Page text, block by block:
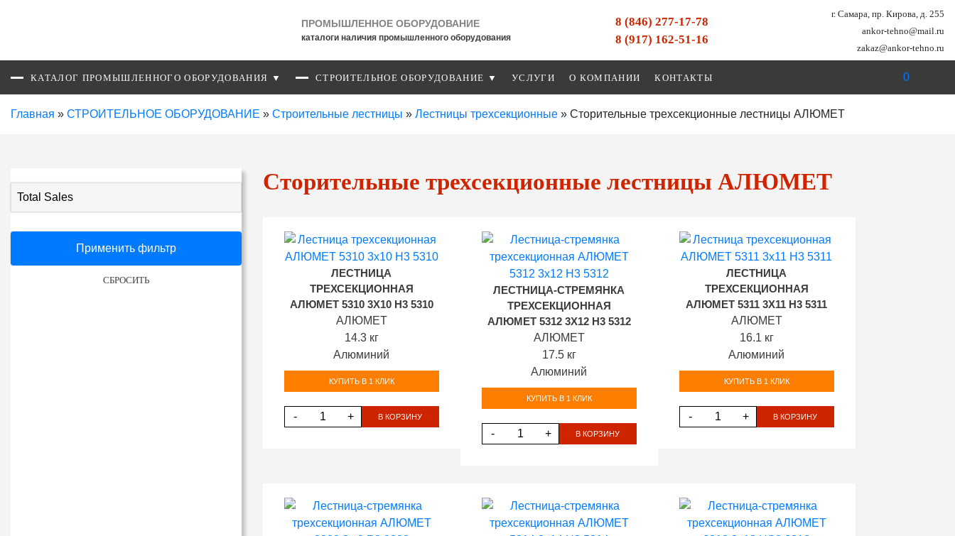
ПРОМЫШЛЕННОЕ ОБОРУДОВАНИЕ
каталоги наличия промышленного оборудования
8 (846) 277-17-78
8 (917) 162-51-16
г. Самара, пр. Кирова, д. 255
ankor-tehno@mail.ru
zakaz@ankor-tehno.ru
КАТАЛОГ ПРОМЫШЛЕННОГО ОБОРУДОВАНИЯ ▼ СТРОИТЕЛЬНОЕ ОБОРУДОВАНИЕ ▼ УСЛУГИ О КОМПАНИИ КОНТАКТЫ 0
Главная » СТРОИТЕЛЬНОЕ ОБОРУДОВАНИЕ » Строительные лестницы » Лестницы трехсекционные » Сторительные трехсекционные лестницы АЛЮМЕТ
Total Sales
Применить фильтр
СБРОСИТЬ
Сторительные трехсекционные лестницы АЛЮМЕТ
ЛЕСТНИЦА
ТРЕХСЕКЦИОННАЯ
АЛЮМЕТ 5310 3Х10 H3 5310
АЛЮМЕТ
14.3 кг
Алюминий
КУПИТЬ В 1 КЛИК
- + В КОРЗИНУ
ЛЕСТНИЦА-СТРЕМЯНКА
ТРЕХСЕКЦИОННАЯ
АЛЮМЕТ 5312 3Х12 H3 5312
АЛЮМЕТ
17.5 кг
Алюминий
КУПИТЬ В 1 КЛИК
- + В КОРЗИНУ
ЛЕСТНИЦА
ТРЕХСЕКЦИОННАЯ
АЛЮМЕТ 5311 3Х11 H3 5311
АЛЮМЕТ
16.1 кг
Алюминий
КУПИТЬ В 1 КЛИК
- + В КОРЗИНУ